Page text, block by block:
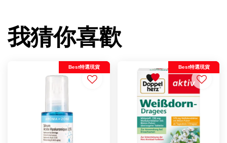
我猜你喜歡
Best特選現貨 Best特選現貨